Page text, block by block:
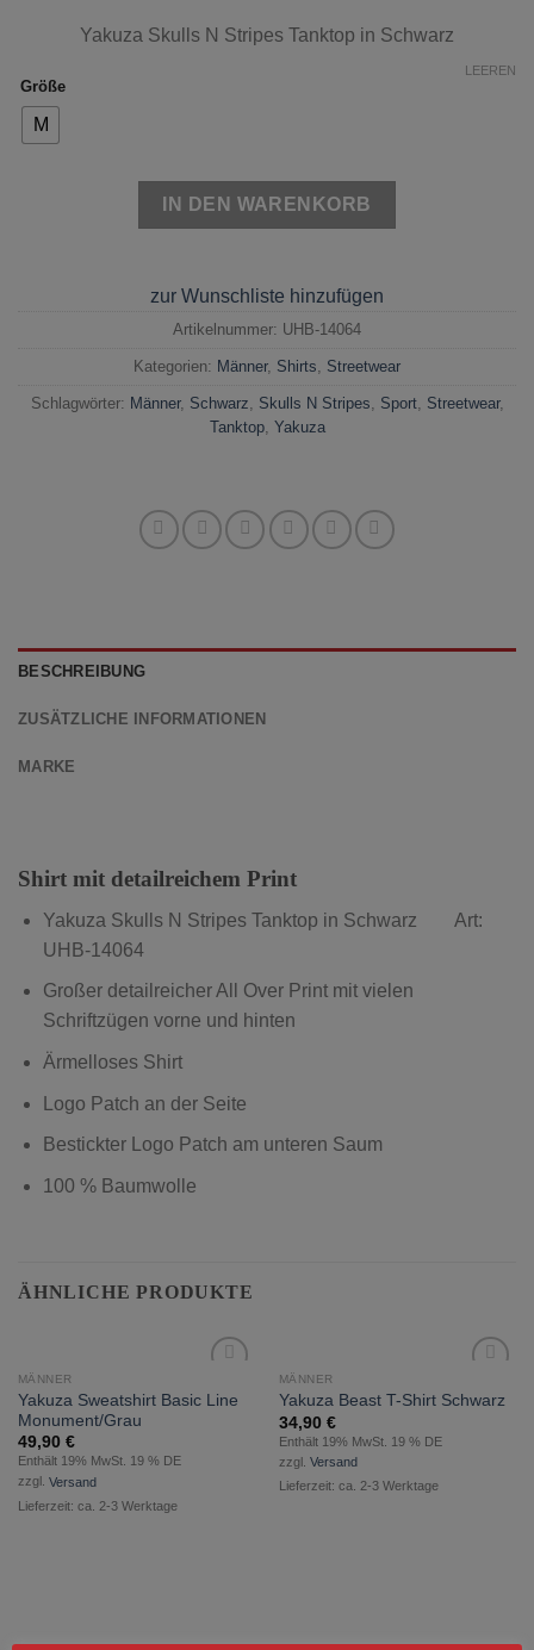
Yakuza Skulls N Stripes Tanktop in Schwarz
Größe
M
LEEREN
IN DEN WARENKORB
zur Wunschliste hinzufügen
Artikelnummer: UHB-14064
Kategorien: Männer, Shirts, Streetwear
Schlagwörter: Männer, Schwarz, Skulls N Stripes, Sport, Streetwear,
Tanktop, Yakuza
BESCHREIBUNG
ZUSÄTZLICHE INFORMATIONEN
MARKE
Shirt mit detailreichem Print
Yakuza Skulls N Stripes Tanktop in Schwarz Art:
UHB-14064
Großer detailreicher All Over Print mit vielen
Schriftzügen vorne und hinten
Ärmelloses Shirt
Logo Patch an der Seite
Bestickter Logo Patch am unteren Saum
100 % Baumwolle
ÄHNLICHE PRODUKTE
Wunschliste
MÄNNER
Yakuza Sweatshirt Basic Line
Monument/Grau
49,90 €
Enthält 19% MwSt. 19 % DE
zzgl. Versand
Lieferzeit: ca. 2-3 Werktage
Wunschliste
MÄNNER
Yakuza Beast T-Shirt Schwarz
34,90 €
Enthält 19% MwSt. 19 % DE
zzgl. Versand
Lieferzeit: ca. 2-3 Werktage